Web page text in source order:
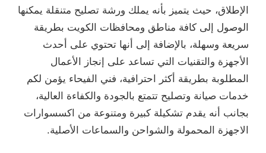
الإطلاق، حيث يتميز بأنه يملك ورشة تصليح متنقلة يمكنها
الوصول إلى كافة مناطق ومحافظات الكويت بطريقة
سريعة وسهلة، بالإضافة إلى أنها تحتوي على أحدث
الأجهزة والتقنيات التي تساعد على إنجاز الأعمال
المطلوبة بطريقة أكثر احترافية، فني الفيحاء يؤمن لكم
خدمات صيانة وتصليح تتمتع بالجودة والكفاءة العالية،
بجانب أنه يقدم تشكيلة كبيرة ومتنوعة من اكسسوارات
الاجهزة المحمولة والشواحن والسماعات الأصلية.